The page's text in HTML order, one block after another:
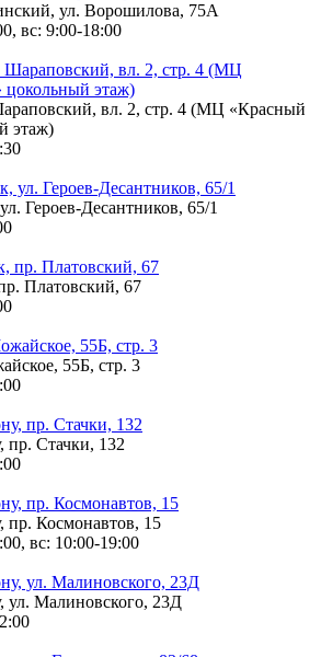
ул. Ворошилова, 75А
вс: 9:00-18:00
вл. 2, стр. 4 (МЦ «Красный
этаж)
Героев-Десантников, 65/1
Платовский, 67
55Б, стр. 3
пр. Стачки, 132
пр. Космонавтов, 15
вс: 10:00-19:00
ул. Малиновского, 23Д